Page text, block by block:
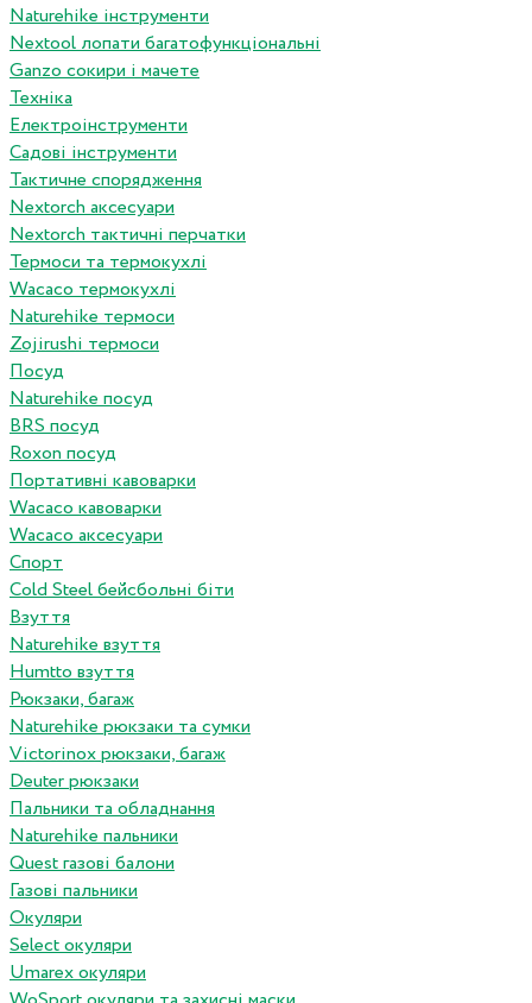
Naturehike інструменти
Nextool лопати багатофункціональні
Ganzo сокири і мачете
Техніка
Електроінструменти
Садові інструменти
Тактичне спорядження
Nextorch аксесуари
Nextorch тактичні перчатки
Термоси та термокухлі
Wacaco термокухлі
Naturehike термоси
Zojirushi термоси
Посуд
Naturehike посуд
BRS посуд
Roxon посуд
Портативні кавоварки
Wacaco кавоварки
Wacaco аксесуари
Спорт
Cold Steel бейсбольні біти
Взуття
Naturehike взуття
Humtto взуття
Рюкзаки, багаж
Naturehike рюкзаки та сумки
Victorinox рюкзаки, багаж
Deuter рюкзаки
Пальники та обладнання
Naturehike пальники
Quest газові балони
Газові пальники
Окуляри
Select окуляри
Umarex окуляри